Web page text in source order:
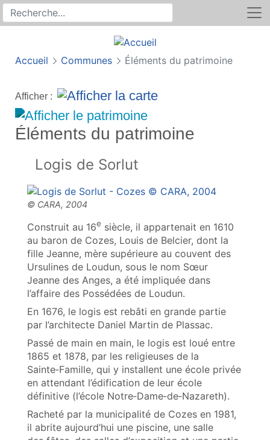
Recherche sur le site
Rechercher
Accueil Communes Éléments du patrimoine
Afficher :
Éléments du patrimoine
Logis de Sorlut
Construit au 16e siècle, il appartenait en 1610
au baron de Cozes, Louis de Belcier, dont la
fille Jeanne, mère supérieure au couvent des
Ursulines de Loudun, sous le nom Sœur
Jeanne des Anges, a été impliquée dans
l’affaire des Possédées de Loudun.
En 1676, le logis est rebâti en grande partie
par l’architecte Daniel Martin de Plassac.
Passé de main en main, le logis est loué entre
1865 et 1878, par les religieuses de la
Sainte‑Famille, qui y installent une école privée
en attendant l’édification de leur école
définitive (l’école Notre‑Dame‑de‑Nazareth).
Racheté par la municipalité de Cozes en 1981,
il abrite aujourd’hui une piscine, une salle